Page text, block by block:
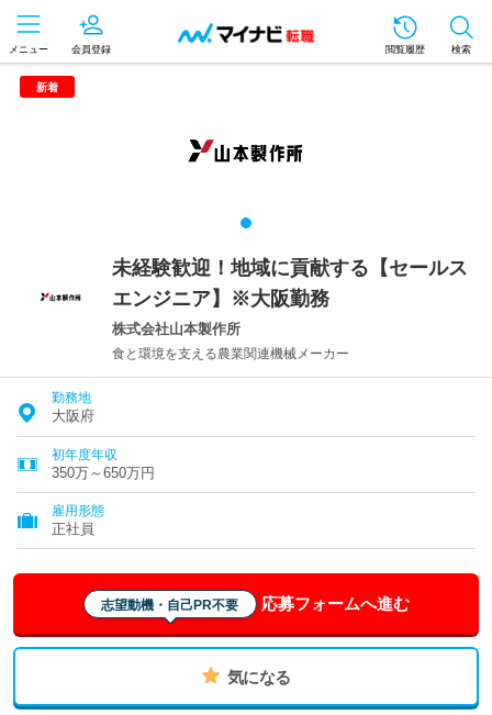
メニュー 会員登録 閲覧履歴 検索
新着
未経験歓迎！地域に貢献する【セールス
エンジニア】※大阪勤務
株式会社山本製作所
食と環境を支える農業関連機械メーカー
勤務地
大阪府
初年度年収
350万～650万円
雇用形態
正社員
志望動機・自己PR不要 応募フォームへ進む
気になる